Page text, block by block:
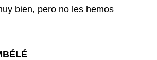
bien, pero no les hemos